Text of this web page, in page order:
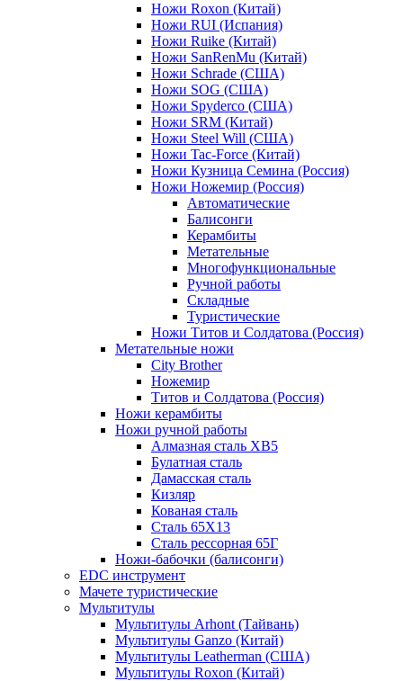
Ножи Roxon (Китай)
Ножи RUI (Испания)
Ножи Ruike (Китай)
Ножи SanRenMu (Китай)
Ножи Schrade (США)
Ножи SOG (США)
Ножи Spyderco (США)
Ножи SRM (Китай)
Ножи Steel Will (США)
Ножи Tac-Force (Китай)
Ножи Кузница Семина (Россия)
Ножи Ножемир (Россия)
Автоматические
Балисонги
Керамбиты
Метательные
Многофункциональные
Ручной работы
Складные
Туристические
Ножи Титов и Солдатова (Россия)
Метательные ножи
City Brother
Ножемир
Титов и Солдатова (Россия)
Ножи керамбиты
Ножи ручной работы
Алмазная сталь ХВ5
Булатная сталь
Дамасская сталь
Кизляр
Кованая сталь
Сталь 65Х13
Сталь рессорная 65Г
Ножи-бабочки (балисонги)
EDC инструмент
Мачете туристические
Мультитулы
Мультитулы Arhont (Тайвань)
Мультитулы Ganzo (Китай)
Мультитулы Leatherman (США)
Мультитулы Roxon (Китай)